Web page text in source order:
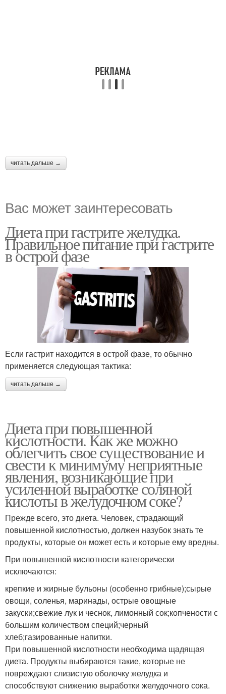
читать дальше →
Вас может заинтересовать
Диета при гастрите желудка.
Правильное питание при гастрите
в острой фазе
Если гастрит находится в острой фазе, то обычно
применяется следующая тактика:
читать дальше →
Диета при повышенной
кислотности. Как же можно
облегчить свое существование и
свести к минимуму неприятные
явления, возникающие при
усиленной выработке соляной
кислоты в желудочном соке?
Прежде всего, это диета. Человек, страдающий
повышенной кислотностью, должен назубок знать те
продукты, которые он может есть и которые ему вредны.
При повышенной кислотности категорически
исключаются:
крепкие и жирные бульоны (особенно грибные);сырые
овощи, соленья, маринады, острые овощные
закуски;свежие лук и чеснок, лимонный сок;копчености с
большим количеством специй;черный
хлеб;газированные напитки.
При повышенной кислотности необходима щадящая
диета. Продукты выбираются такие, которые не
повреждают слизистую оболочку желудка и
способствуют снижению выработки желудочного сока.